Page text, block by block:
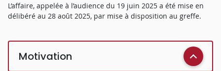
L’affaire, appelée à l’audience du 19 juin 2025 a été mise en
délibéré au 28 août 2025, par mise à disposition au greffe.
Motivation